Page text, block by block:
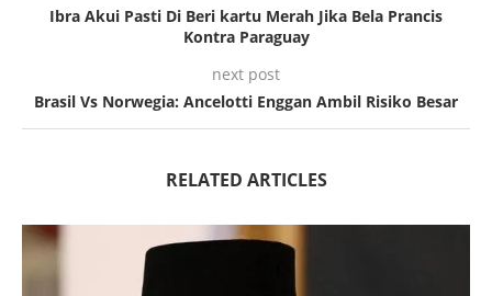
Ibra Akui Pasti Di Beri kartu Merah Jika Bela Prancis
Kontra Paraguay
next post
Brasil Vs Norwegia: Ancelotti Enggan Ambil Risiko Besar
RELATED ARTICLES